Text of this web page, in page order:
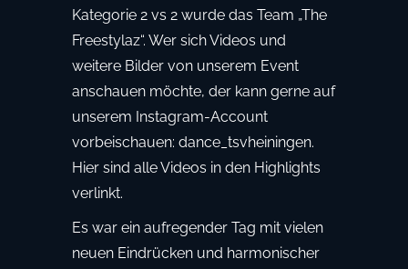
Kategorie 2 vs 2 wurde das Team „The
Freestylaz“. Wer sich Videos und
weitere Bilder von unserem Event
anschauen möchte, der kann gerne auf
unserem Instagram-Account
vorbeischauen: dance_tsvheiningen.
Hier sind alle Videos in den Highlights
verlinkt.
Es war ein aufregender Tag mit vielen
neuen Eindrücken und harmonischer